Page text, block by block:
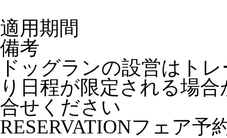
適用期間
備考
ドッグランの設営はト
り日程が限定される場
合せください
RESERVATIONフェア予